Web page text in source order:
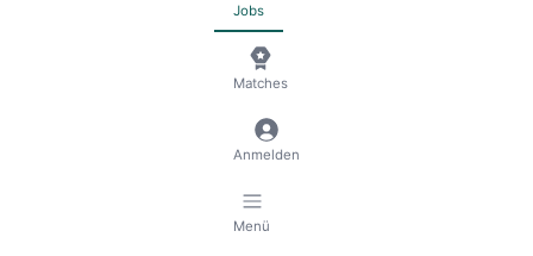
AGB Datenschutz und Impressum
Jobs
Matches
Anmelden
Menü